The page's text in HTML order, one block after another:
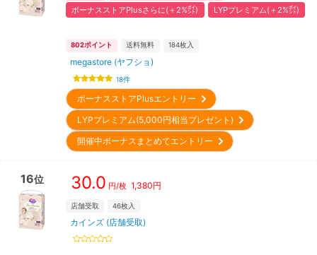
ボーナスストアPlusさらに(＋2%㌽)
LYPプレミアム(＋2%㌽)
802ポイント 送料無料 184枚入
megastore (ヤフショ)
18件
ボーナスストアPlusエントリー
LYPプレミアム(5,000円相当プレゼント)
開催中ボーナスまとめてエントリー
16位 30.0 円/枚 1,380円
店舗受取 46枚入
カインズ (店舗受取)